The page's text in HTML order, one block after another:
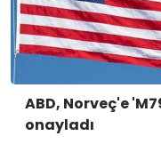
ABD, Norveç'e
onayladı